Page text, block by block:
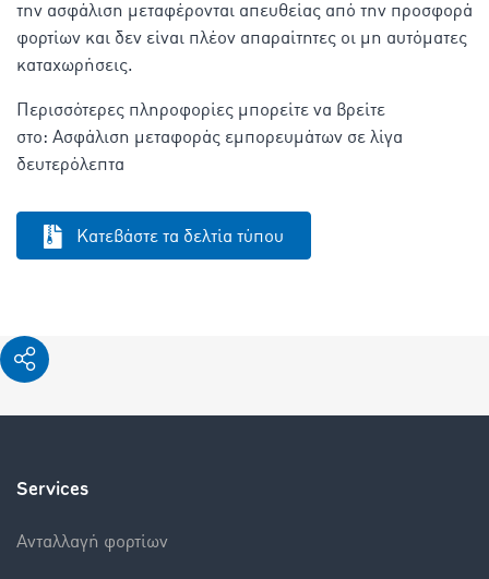
την ασφάλιση μεταφέρονται απευθείας από την προσφορά
φορτίων και δεν είναι πλέον απαραίτητες οι μη αυτόματες
καταχωρήσεις.
Περισσότερες πληροφορίες μπορείτε να βρείτε
στο: Ασφάλιση μεταφοράς εμπορευμάτων σε λίγα
δευτερόλεπτα
Κατεβάστε τα δελτία τύπου
Services
Aνταλλαγή φορτίων